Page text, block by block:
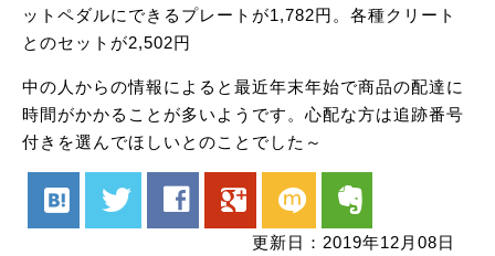
ットペダルにできるプレートが1,782円。各種クリート
とのセットが2,502円
中の人からの情報によると最近年末年始で商品の配達に
時間がかかることが多いようです。心配な方は追跡番号
付きを選んでほしいとのことでした～
hatenabookmark twitter facebook google mixi evernote
更新日：2019年12月08日